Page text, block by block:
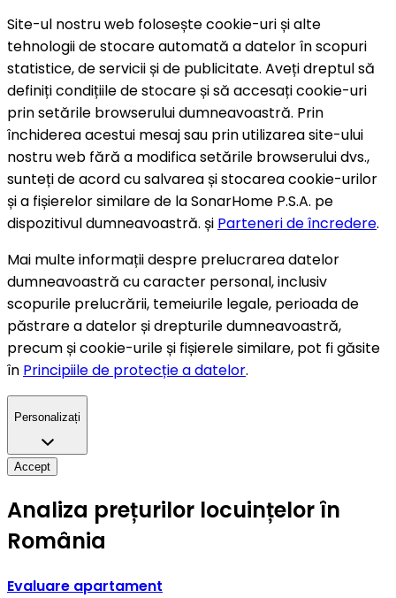
Site-ul nostru web folosește cookie-uri și alte
tehnologii de stocare automată a datelor în scopuri
statistice, de servicii și de publicitate. Aveți dreptul să
definiți condițiile de stocare și să accesați cookie-uri
prin setările browserului dumneavoastră. Prin
închiderea acestui mesaj sau prin utilizarea site-ului
nostru web fără a modifica setările browserului dvs.,
sunteți de acord cu salvarea și stocarea cookie-urilor
și a fișierelor similare de la SonarHome P.S.A. pe
dispozitivul dumneavoastră. și Parteneri de încredere.
Mai multe informații despre prelucrarea datelor
dumneavoastră cu caracter personal, inclusiv
scopurile prelucrării, temeiurile legale, perioada de
păstrare a datelor și drepturile dumneavoastră,
precum și cookie-urile și fișierele similare, pot fi găsite
în Principiile de protecție a datelor.
Personalizați
Accept
Analiza prețurilor locuințelor în
România
Evaluare apartament